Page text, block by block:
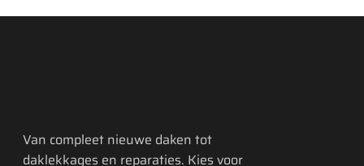
Van compleet nieuwe daken tot
daklekkages en reparaties. Kies voor